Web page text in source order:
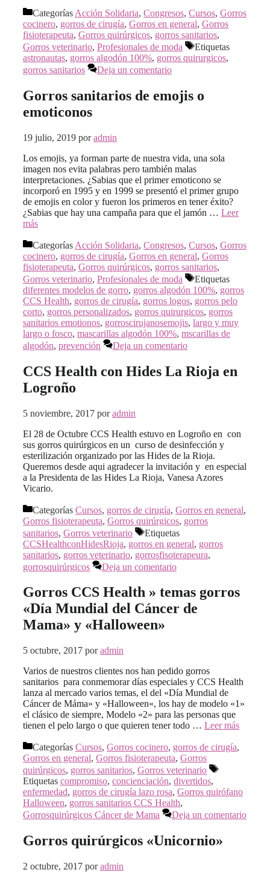
Categorías Acción Solidaria, Congresos, Cursos, Gorros
cocinero, gorros de cirugía, Gorros en general, Gorros
fisioterapeuta, Gorros quirúrgicos, gorros sanitarios,
Gorros veterinario, Profesionales de moda
Etiquetas
astronautas, gorros algodón 100%, gorros quirurgicos,
gorros sanitarios
Deja un comentario
Gorros sanitarios de emojis o
emoticonos
19 julio, 2019 poradmin
Los emojis, ya forman parte de nuestra vida, una sola
imagen nos evita palabras pero también malas
interpretaciones. ¿Sabias que el primer emoticono se
incorporó en 1995 y en 1999 se presentó el primer grupo
de emojis en color y fueron los primeros en tener éxito?
¿Sabias que hay una campaña para que el jamón … Leer
más
Categorías Acción Solidaria, Congresos, Cursos, Gorros
cocinero, gorros de cirugía, Gorros en general, Gorros
fisioterapeuta, Gorros quirúrgicos, gorros sanitarios,
Gorros veterinario, Profesionales de moda
Etiquetas
diferentes modelos de gorro, gorros algodón 100%, gorros
CCS Health, gorros de cirugía, gorros logos, gorros pelo
corto, gorros personalizados, gorros quirurgicos, gorros
sanitarios emotionos, gorroscirujanosemojis, largo y muy
largo o fosco, mascarillas algodón 100%, mscarillas de
algodón, prevención Deja un comentario
CCS Health con Hides La Rioja en
Logroño
5 noviembre, 2017 poradmin
El 28 de Octubre CCS Health estuvo en Logroño en con
sus gorros quirúrgicos en un curso de desinfección y
esterilización organizado por las Hides de la Rioja.
Queremos desde aqui agradecer la invitación y en especial
a la Presidenta de las Hides La Rioja, Vanesa Azores
Vicario.
Categorías Cursos, gorros de cirugía, Gorros en general,
Gorros fisioterapeuta, Gorros quirúrgicos, gorros
sanitarios, Gorros veterinario
Etiquetas
CCSHealthconHidesRioja, gorros en general, gorros
sanitarios, gorros veterinario, gorrosfisoterapeura,
gorrosquirúrgicos
Deja un comentario
Gorros CCS Health » temas gorros
«Día Mundial del Cáncer de
Mama» y «Halloween»
5 octubre, 2017 poradmin
Varios de nuestros clientes nos han pedido gorros
sanitarios para conmemorar días especiales y CCS Health
lanza al mercado varios temas, el del «Día Mundial de
Cáncer de Máma» y «Halloween«, los hay de modelo «1»
el clásico de siempre, Modelo «2» para las personas que
tienen el pelo largo o que quieren tener todo … Leer más
Categorías Cursos, Gorros cocinero, gorros de cirugía,
Gorros en general, Gorros fisioterapeuta, Gorros
quirúrgicos, gorros sanitarios, Gorros veterinario
Etiquetas compromiso, concienciación, divertidos,
enfermedad, gorros de cirugía lazo rosa, Gorros quirófano
Halloween, gorros sanitarios CCS Health,
Gorrosquirúrgicos Cáncer de Mama
Deja un comentario
Gorros quirúrgicos «Unicornio»
2 octubre, 2017 poradmin